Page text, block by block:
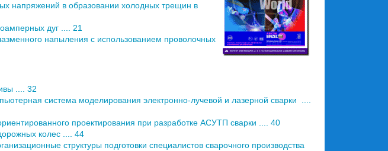
напряжений в образовании холодных трещин в
дуг .... 21
напыления с использованием проволочных
.... 32
система моделирования электронно-лучевой и лазерной сварки ....
проектирования при разработке АСУТП сварки .... 40
колес .... 44
структуры подготовки специалистов сварочного производства